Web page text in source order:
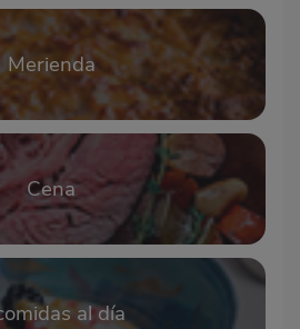
Merienda
Cena
al día